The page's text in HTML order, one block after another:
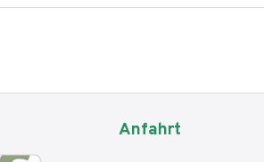
Anfahrt